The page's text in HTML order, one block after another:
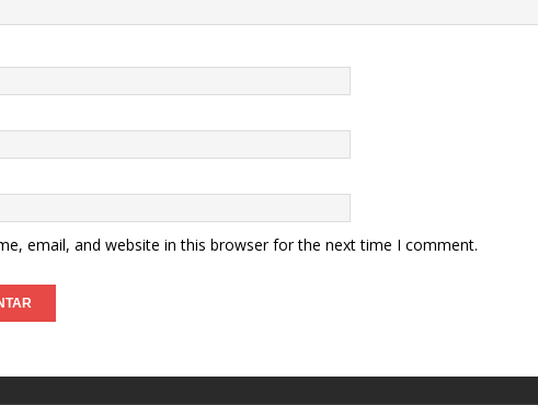
email, and website in this browser for the next time I comment.